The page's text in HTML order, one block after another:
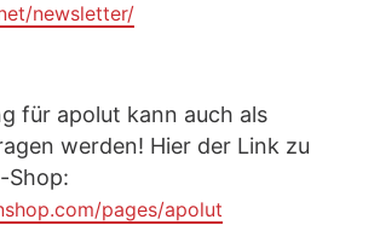
newsletter/
für apolut kann auch als
werden! Hier der Link zu
Shop:
pages/apolut